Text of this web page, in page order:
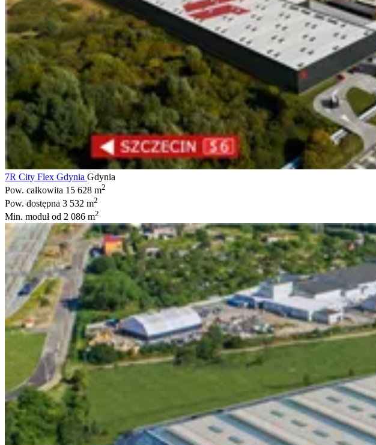
7R City Flex Gdynia Gdynia
Pow. całkowita 15 628 m2
Pow. dostępna 3 532 m2
Min. modułod 2 086 m2